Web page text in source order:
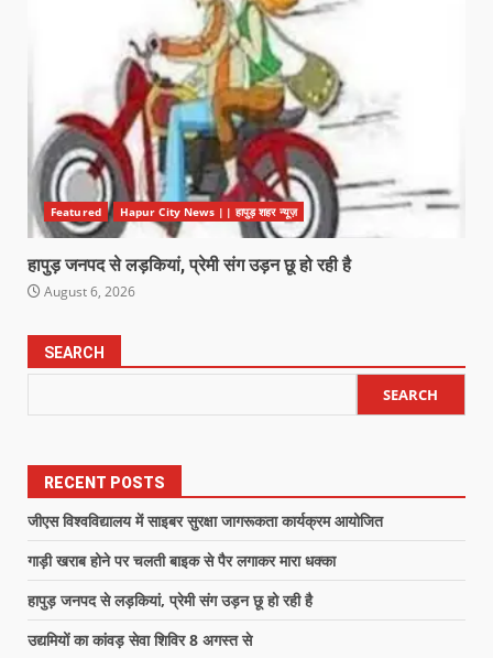
Featured Hapur City News || हापुड़ शहर न्यूज़
हापुड़ जनपद से लड़कियां, प्रेमी संग उड़न छू हो रही है
August 6, 2026
SEARCH
SEARCH
RECENT POSTS
जीएस विश्वविद्यालय में साइबर सुरक्षा जागरूकता कार्यक्रम आयोजित
गाड़ी खराब होने पर चलती बाइक से पैर लगाकर मारा धक्का
हापुड़ जनपद से लड़कियां, प्रेमी संग उड़न छू हो रही है
उद्यमियों का कांवड़ सेवा शिविर 8 अगस्त से